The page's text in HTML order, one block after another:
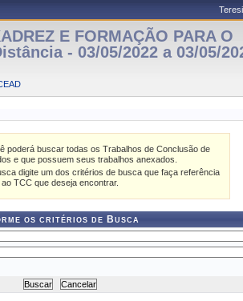
E FORMAÇÃO PARA O
- 03/05/2022 a 03/05/
poderá buscar todas os Trabalhos de Conclusão de
e que possuem seus trabalhos anexados.
digite um dos critérios de busca que faça referência
ao TCC que deseja encontrar.
os critérios de Busca